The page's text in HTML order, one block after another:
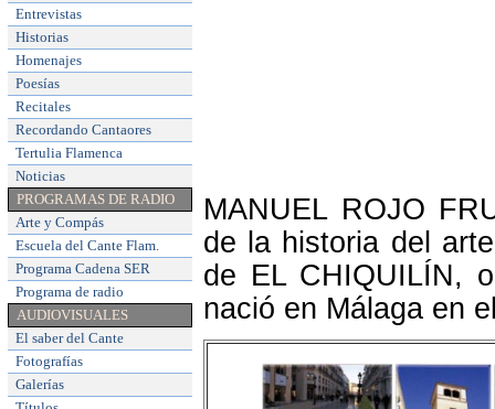
Entrevistas
Historias
Homenajes
Poesías
Recitales
Recordando Cantaores
Tertulia Flamenca
Noticias
PROGRAMAS DE RADIO
Arte y Compás
Escuela del Cante Flam.
Programa Cadena SER
Programa de radio
AUDIOVISUALES
El saber del Cante
Fotografías
Galerías
MANUEL ROJO
de la historia del
de EL CHIQUILÍN,
nació en Málaga en